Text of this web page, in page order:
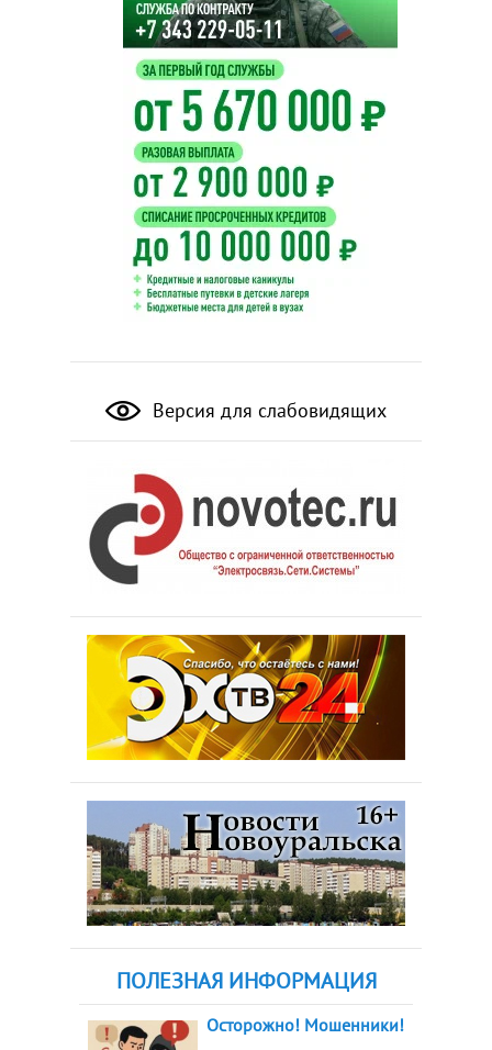
Версия для слабовидящих
ПОЛЕЗНАЯ ИНФОРМАЦИЯ
Осторожно! Мошенники!